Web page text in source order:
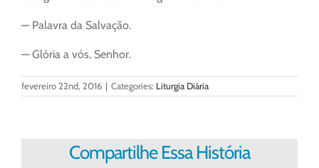
— Palavra da Salvação.
— Glória a vós, Senhor.
fevereiro 22nd, 2016 | Categories: Liturgia Diária
Compartilhe Essa História